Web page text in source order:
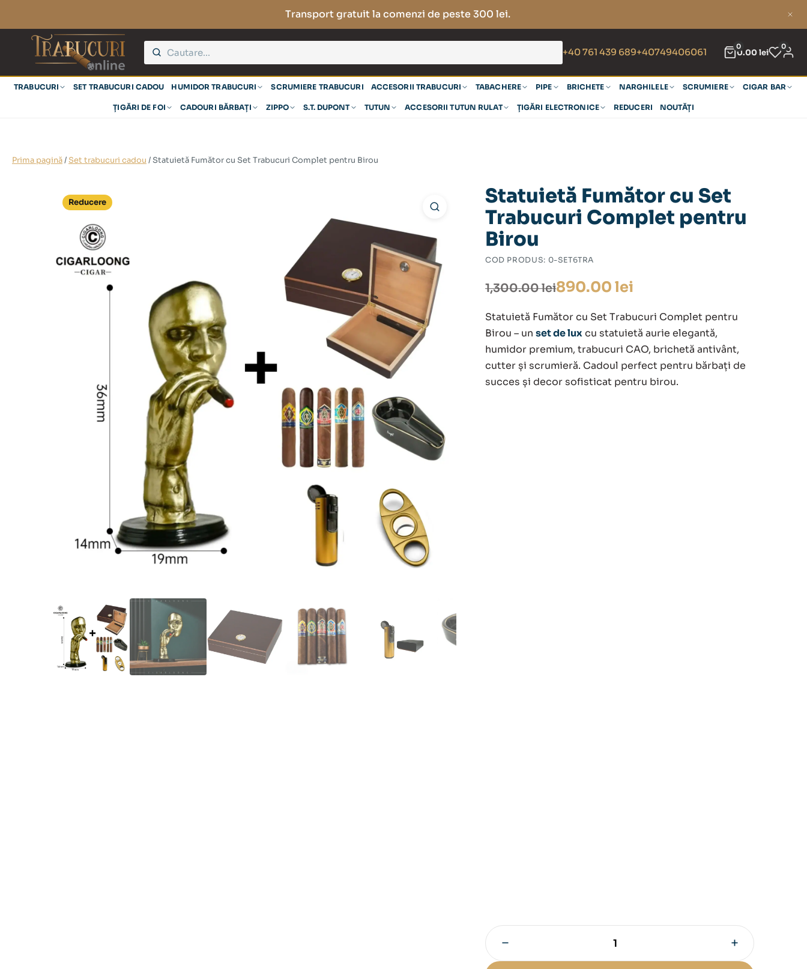
Transport gratuit la comenzi de peste 300 lei.
+40 761 439 689+40749406061 0
0.00lei
0
TRABUCURI SET TRABUCURI CADOU HUMIDOR TRABUCURI SCRUMIERE TRABUCURI ACCESORII TRABUCURI TABACHERE PIPE BRICHETE NARGHILELE SCRUMIERE CIGAR BAR
ȚIGĂRI DE FOI CADOURI BĂRBAȚI ZIPPO S.T. DUPONT TUTUN ACCESORII TUTUN RULAT ȚIGĂRI ELECTRONICE REDUCERI NOUTĂȚI
Prima pagină/Set trabucuri cadou / Statuietă Fumător cu Set Trabucuri Complet pentru Birou
Reducere
Statuietă Fumător cu Set
Trabucuri Complet pentru
Birou
COD PRODUS: 0-SET6TRA
1,300.00lei
Prețul
inițial
a
fost:
1,300.00 lei.
890.00 lei
Prețul
curent
este:
890.00 lei.
Statuietă Fumător cu Set Trabucuri Complet pentru
Birou – un set de luxcu statuietă aurie elegantă,
humidor premium, trabucuri CAO, brichetă antivânt,
cutter și scrumieră. Cadoul perfect pentru bărbați de
succes și decor sofisticat pentru birou.
Statuietă
− +